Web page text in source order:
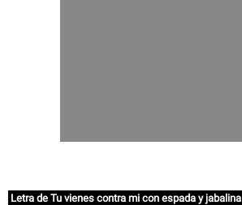
Letra de Tu vienes contra mi con espada y jabalina